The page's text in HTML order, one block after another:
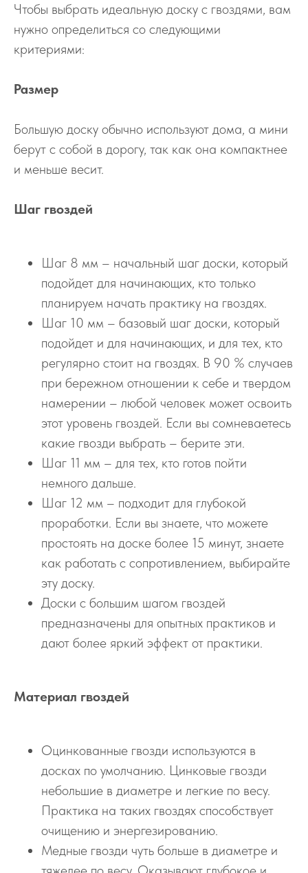
Чтобы выбрать идеальную доску с гвоздями, вам
нужно определиться со следующими
критериями:
Размер
Большую доску обычно используют дома, а мини
берут с собой в дорогу, так как она компактнее
и меньше весит.
Шаг гвоздей
Шаг 8 мм – начальный шаг доски, который
подойдет для начинающих, кто только
планируем начать практику на гвоздях.
Шаг 10 мм – базовый шаг доски, который
подойдет и для начинающих, и для тех, кто
регулярно стоит на гвоздях. В 90 % случаев
при бережном отношении к себе и твердом
намерении – любой человек может освоить
этот уровень гвоздей. Если вы сомневаетесь
какие гвозди выбрать – берите эти.
Шаг 11 мм – для тех, кто готов пойти
немного дальше.
Шаг 12 мм – подходит для глубокой
проработки. Если вы знаете, что можете
простоять на доске более 15 минут, знаете
как работать с сопротивлением, выбирайте
эту доску.
Доски с большим шагом гвоздей
предназначены для опытных практиков и
дают более яркий эффект от практики.
Материал гвоздей
Оцинкованные гвозди используются в
досках по умолчанию. Цинковые гвозди
небольшие в диаметре и легкие по весу.
Практика на таких гвоздях способствует
очищению и энергезированию.
Медные гвозди чуть больше в диаметре и